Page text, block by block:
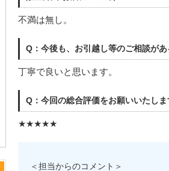
不満は無し。
Q：今後も、お引越し等のご相談が
丁寧で良いと思います。
Q：今回の総合評価をお願いいたしま
★★★★★
＜担当からのコメント＞